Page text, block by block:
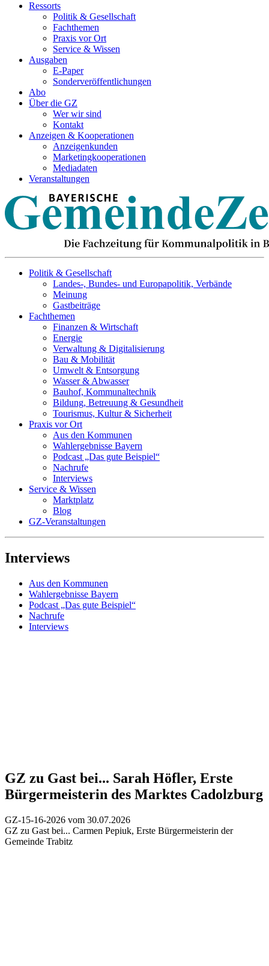
Ressorts
Politik & Gesellschaft
Fachthemen
Praxis vor Ort
Service & Wissen
Ausgaben
E-Paper
Sonderveröffentlichungen
Abo
Über die GZ
Wer wir sind
Kontakt
Anzeigen & Kooperationen
Anzeigenkunden
Marketingkooperationen
Mediadaten
Veranstaltungen
Politik & Gesellschaft
Landes-, Bundes- und Europapolitik, Verbände
Meinung
Gastbeiträge
Fachthemen
Finanzen & Wirtschaft
Energie
Verwaltung & Digitalisierung
Bau & Mobilität
Umwelt & Entsorgung
Wasser & Abwasser
Bauhof, Kommunaltechnik
Bildung, Betreuung & Gesundheit
Tourismus, Kultur & Sicherheit
Praxis vor Ort
Aus den Kommunen
Wahlergebnisse Bayern
Podcast „Das gute Beispiel“
Nachrufe
Interviews
Service & Wissen
Marktplatz
Blog
GZ-Veranstaltungen
Interviews
Aus den Kommunen
Wahlergebnisse Bayern
Podcast „Das gute Beispiel“
Nachrufe
Interviews
GZ zu Gast bei... Sarah Höfler, Erste
Bürgermeisterin des Marktes Cadolzburg
GZ-15-16-2026 vom 30.07.2026
GZ zu Gast bei... Carmen Pepiuk, Erste Bürgermeisterin der
Gemeinde Trabitz